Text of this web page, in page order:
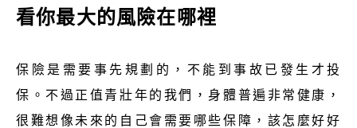
看你最大的風險在哪裡
保險是需要事先規劃的，不能到事故已發生才投
保。不過正值青壯年的我們，身體普遍非常健康，
很難想像未來的自己會需要哪些保障，該怎麼好好